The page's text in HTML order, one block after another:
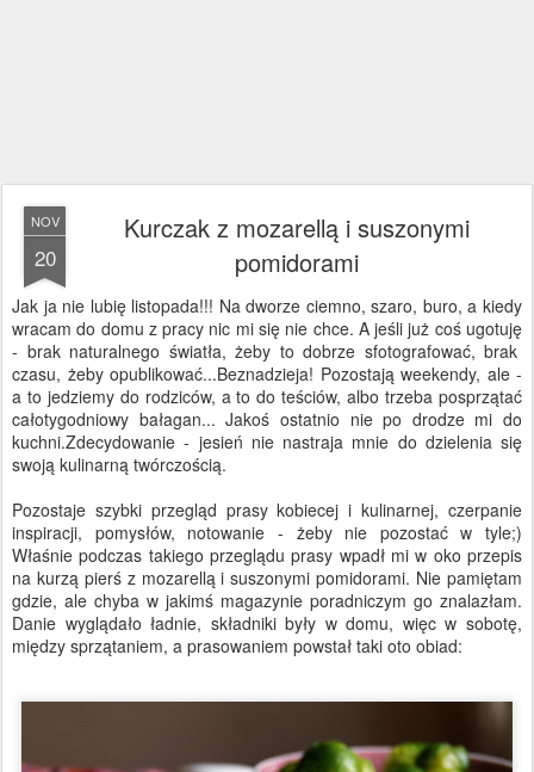
NOV
20
Kurczak z mozarellą i suszonymi
pomidorami
Jak ja nie lubię listopada!!! Na dworze ciemno, szaro, buro, a kiedy
wracam do domu z pracy nic mi się nie chce. A jeśli już coś ugotuję
- brak naturalnego światła, żeby to dobrze sfotografować, brak
czasu, żeby opublikować...Beznadzieja! Pozostają weekendy, ale -
a to jedziemy do rodziców, a to do teściów, albo trzeba posprzątać
całotygodniowy bałagan... Jakoś ostatnio nie po drodze mi do
kuchni.Zdecydowanie - jesień nie nastraja mnie do dzielenia się
swoją kulinarną twórczością.
Pozostaje szybki przegląd prasy kobiecej i kulinarnej, czerpanie
inspiracji, pomysłów, notowanie - żeby nie pozostać w tyle;)
Właśnie podczas takiego przeglądu prasy wpadł mi w oko przepis
na kurzą pierś z mozarellą i suszonymi pomidorami. Nie pamiętam
gdzie, ale chyba w jakimś magazynie poradniczym go znalazłam.
Danie wyglądało ładnie, składniki były w domu, więc w sobotę,
między sprzątaniem, a prasowaniem powstał taki oto obiad: